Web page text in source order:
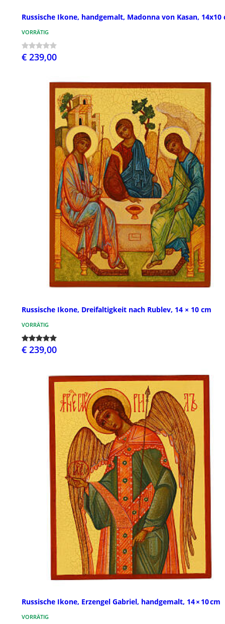
Russische Ikone, handgemalt, Madonna von Kasan, 14x10
VORRÄTIG
€ 239,00
Russische Ikone, Dreifaltigkeit nach Rublev, 14 × 10 cm
VORRÄTIG
€ 239,00
Russische Ikone, Erzengel Gabriel, handgemalt, 14 × 10 cm
VORRÄTIG